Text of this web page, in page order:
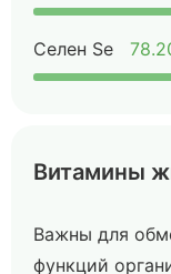
Селен Se
Витамины
Важны для
функций